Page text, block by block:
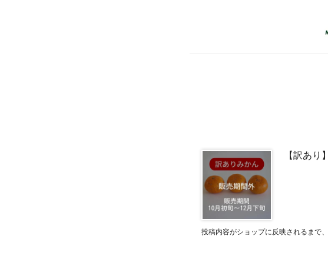
【訳あり
投稿内容がショップに反映されるまで